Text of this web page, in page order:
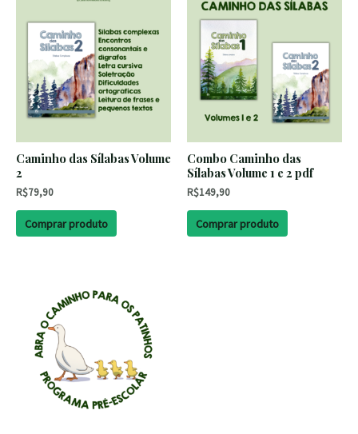
Caminho das Sílabas Volume
2
R$79,90
Comprar produto
Combo Caminho das
Sílabas Volume 1 e 2 pdf
R$149,90
Comprar produto